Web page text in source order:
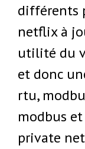
différents
netflix à
utilité du
et donc
rtu,
modbus
private